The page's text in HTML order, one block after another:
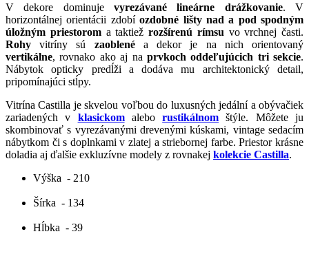
V dekore dominuje vyrezávané lineárne drážkovanie. V
horizontálnej orientácii zdobíozdobné lišty nad a pod spodným
úložným priestoroma taktiež rozšírenú rímsu vo vrchnej časti.
Rohy vitríny sú zaoblenéa dekor je na nich orientovaný
vertikálne, rovnako ako aj na prvkoch oddeľujúcich tri sekcie.
Nábytok opticky predĺži a dodáva mu architektonický detail,
pripomínajúci stĺpy.
Vitrína Castilla je skvelou voľbou do luxusných jedální a obývačiek
zariadených v klasickomaleborustikálnom štýle. Môžete ju
skombinovať s vyrezávanými drevenými kúskami, vintage sedacím
nábytkom či s doplnkami v zlatej a striebornej farbe. Priestor krásne
doladia aj ďalšie exkluzívne modely z rovnakej kolekcie Castilla.
Výška - 210
Šírka - 134
Hĺbka - 39